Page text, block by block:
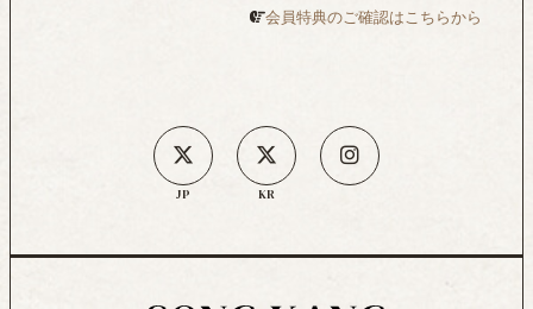
会員特典のご確認はこちらから
JP KR